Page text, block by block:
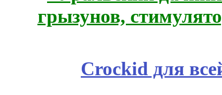
грызунов,
Crockid для